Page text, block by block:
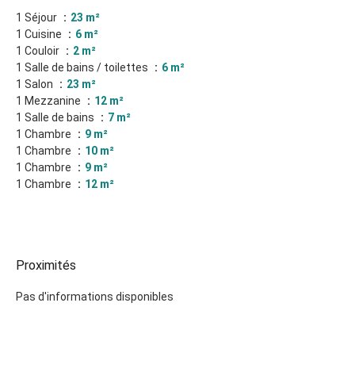
1 Séjour
23 m²
1 Cuisine
6 m²
1 Couloir
2 m²
1 Salle de bains / toilettes
6 m²
1 Salon
23 m²
1 Mezzanine
12 m²
1 Salle de bains
7 m²
1 Chambre
9 m²
1 Chambre
10 m²
1 Chambre
9 m²
1 Chambre
12 m²
Proximités
Pas d'informations disponibles